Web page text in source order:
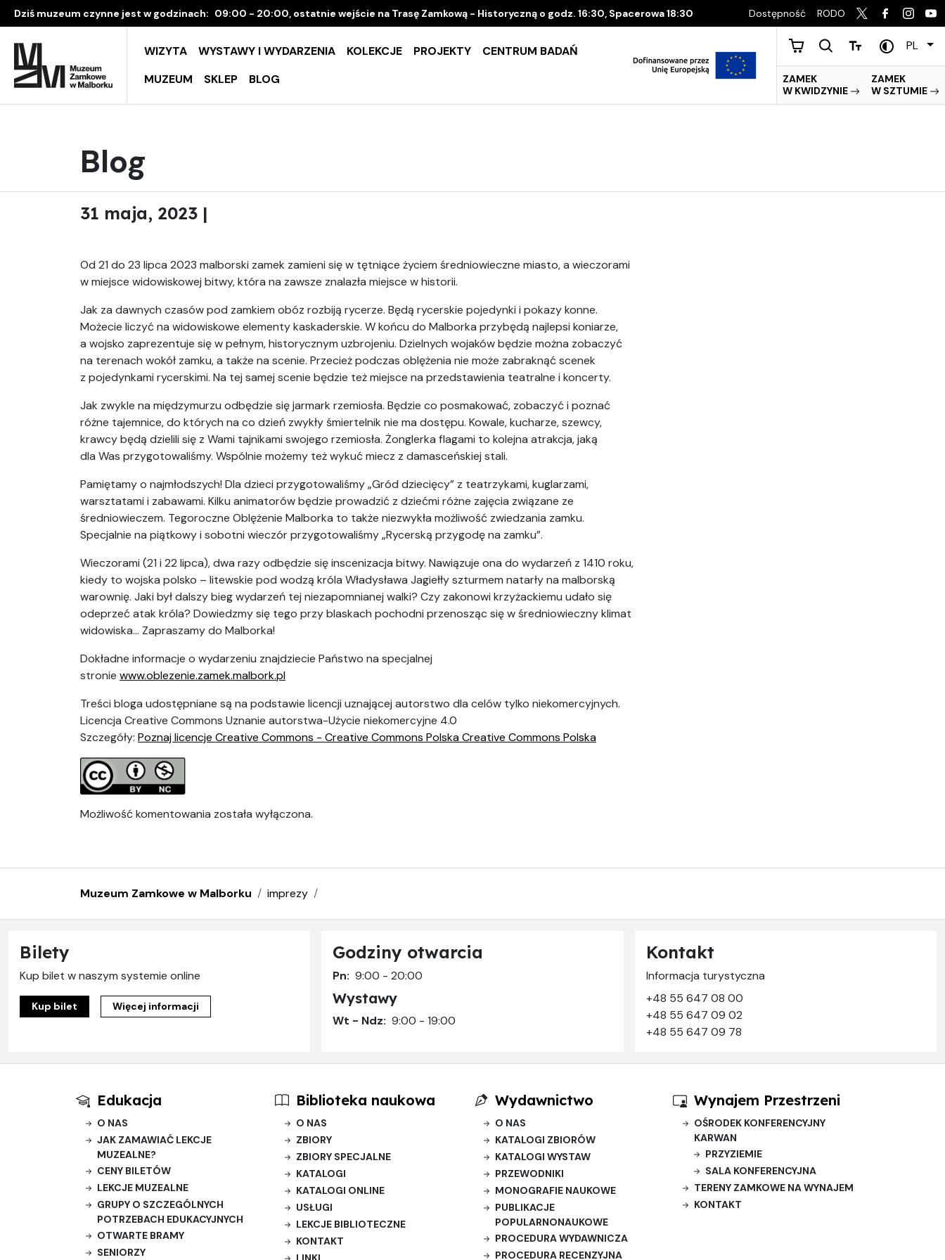
Dziś muzeum czynne jest w godzinach: 09:00 - 20:00, ostatnie wejście na Trasę Zamkową - Historyczną o godz. 16:30, Spacerowa 18:30 Dostępność RODO
WIZYTA WYSTAWY I WYDARZENIA KOLEKCJE PROJEKTY
CENTRUM BADAŃ
MUZEUM
SKLEP BLOG
PL
ZAMEK
W KWIDZYNIE
ZAMEK
W SZTUMIE
Blog
31 maja, 2023 |
Od 21 do 23 lipca 2023 malborski zamek zamieni się w tętniące życiem średniowieczne miasto, a wieczorami
w miejsce widowiskowej bitwy, która na zawsze znalazła miejsce w historii.
Jak za dawnych czasów pod zamkiem obóz rozbiją rycerze. Będą rycerskie pojedynki i pokazy konne.
Możecie liczyć na widowiskowe elementy kaskaderskie. W końcu do Malborka przybędą najlepsi koniarze,
a wojsko zaprezentuje się w pełnym, historycznym uzbrojeniu. Dzielnych wojaków będzie można zobaczyć
na terenach wokół zamku, a także na scenie. Przecież podczas oblężenia nie może zabraknąć scenek
z pojedynkami rycerskimi. Na tej samej scenie będzie też miejsce na przedstawienia teatralne i koncerty.
Jak zwykle na międzymurzu odbędzie się jarmark rzemiosła. Będzie co posmakować, zobaczyć i poznać
różne tajemnice, do których na co dzień zwykły śmiertelnik nie ma dostępu. Kowale, kucharze, szewcy,
krawcy będą dzielili się z Wami tajnikami swojego rzemiosła. Żonglerka flagami to kolejna atrakcja, jaką
dla Was przygotowaliśmy. Wspólnie możemy też wykuć miecz z damasceńskiej stali.
Pamiętamy o najmłodszych! Dla dzieci przygotowaliśmy „Gród dziecięcy” z teatrzykami, kuglarzami,
warsztatami i zabawami. Kilku animatorów będzie prowadzić z dziećmi różne zajęcia związane ze
średniowieczem. Tegoroczne Oblężenie Malborka to także niezwykła możliwość zwiedzania zamku.
Specjalnie na piątkowy i sobotni wieczór przygotowaliśmy „Rycerską przygodę na zamku”.
Wieczorami (21 i 22 lipca), dwa razy odbędzie się inscenizacja bitwy. Nawiązuje ona do wydarzeń z 1410 roku,
kiedy to wojska polsko – litewskie pod wodzą króla Władysława Jagiełły szturmem natarły na malborską
warownię. Jaki był dalszy bieg wydarzeń tej niezapomnianej walki? Czy zakonowi krzyżackiemu udało się
odeprzeć atak króla? Dowiedzmy się tego przy blaskach pochodni przenosząc się w średniowieczny klimat
widowiska… Zapraszamy do Malborka!
Dokładne informacje o wydarzeniu znajdziecie Państwo na specjalnej
stronie www.oblezenie.zamek.malbork.pl
Treści bloga udostępniane są na podstawie licencji uznającej autorstwo dla celów tylko niekomercyjnych.
Licencja Creative Commons Uznanie autorstwa-Użycie niekomercyjne 4.0
Szczegóły: Poznaj licencje Creative Commons - Creative Commons PolskaCreative Commons Polska
Możliwość komentowania została wyłączona.
Muzeum Zamkowe w Malborku imprezy
Bilety
Kup bilet w naszym systemie online
Kup bilet Więcej informacji
Godziny otwarcia
Pn: 9:00 - 20:00
Wystawy
Wt - Ndz: 9:00 - 19:00
Kontakt
Informacja turystyczna
+48 55 647 08 00
+48 55 647 09 02
+48 55 647 09 78
Edukacja
O NAS
JAK ZAMAWIAĆ LEKCJE
MUZEALNE?
CENY BILETÓW
LEKCJE MUZEALNE
GRUPY O SZCZEGÓLNYCH
POTRZEBACH EDUKACYJNYCH
OTWARTE BRAMY
SENIORZY
Biblioteka naukowa
O NAS
ZBIORY
ZBIORY SPECJALNE
KATALOGI
KATALOGI ONLINE
USŁUGI
LEKCJE BIBLIOTECZNE
KONTAKT
Wydawnictwo
O NAS
KATALOGI ZBIORÓW
KATALOGI WYSTAW
PRZEWODNIKI
MONOGRAFIE NAUKOWE
PUBLIKACJE
POPULARNONAUKOWE
PROCEDURA WYDAWNICZA
PROCEDURA RECENZYJNA
Wynajem Przestrzeni
OŚRODEK KONFERENCYJNY
KARWAN
PRZYZIEMIE
SALA KONFERENCYJNA
TERENY ZAMKOWE NA WYNAJEM
KONTAKT